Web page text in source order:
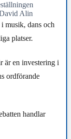
Alin
musik, dans och
platser.
är en investering i
ordförande
handlar